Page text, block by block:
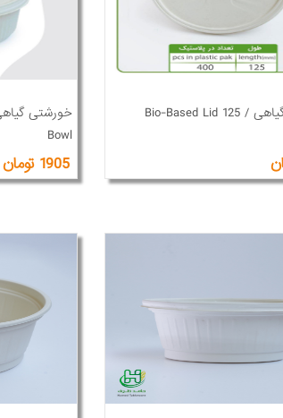
Bowl
1905 تومان